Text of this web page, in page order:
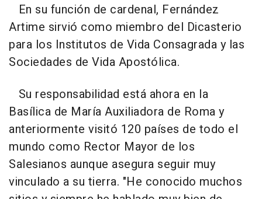
En su función de cardenal, Fernández
Artime sirvió como miembro del Dicasterio
para los Institutos de Vida Consagrada y las
Sociedades de Vida Apostólica.
Su responsabilidad está ahora en la
Basílica de María Auxiliadora de Roma y
anteriormente visitó 120 países de todo el
mundo como Rector Mayor de los
Salesianos aunque asegura seguir muy
vinculado a su tierra. "He conocido muchos